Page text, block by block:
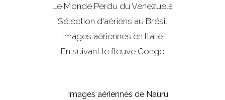
Le Monde Perdu du Venezuela
Sélection d'aériens au Brésil
Images aériennes en Italie
En suivant le fleuve Congo
Images aériennes de Nauru